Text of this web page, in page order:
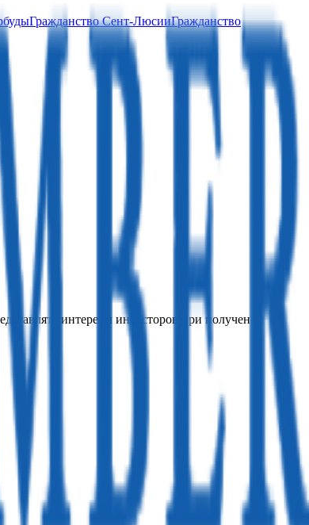
Гражданство Сент-ЛюсииГражданство
интересы инвесторов при получении